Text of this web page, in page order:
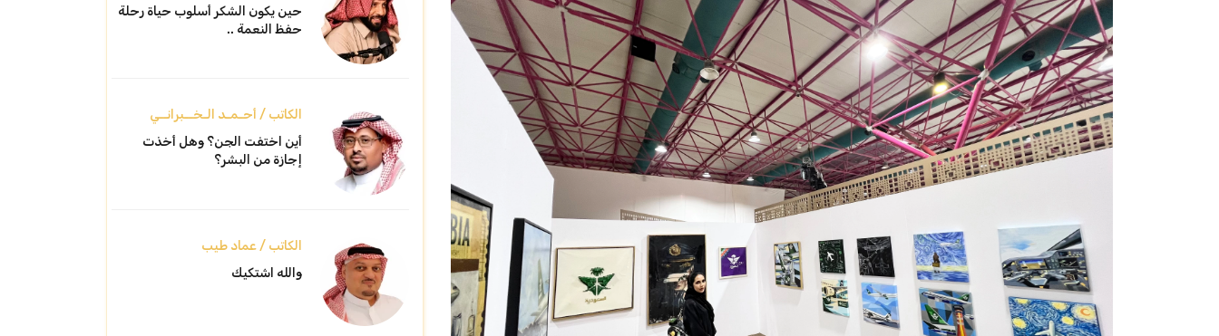
حين يكون الشكر أسلوب حياة رحلة
حفظ النعمة ..
الكاتب / أحـمـد الـخــبرانــي
أين اختفت الجن؟ وهل أخذت
إجازة من البشر؟
الكاتب / عماد طيب
والله اشتكيك